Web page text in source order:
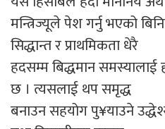
मन्त्रिज्यूले पेश गर्नु भएको
सिद्धान्त र प्राथमिकता धेरै
हदसम्म बिद्धमान समस्यालाई
छ । त्यसलाई थप समृद्ध
बनाउन सहयोग पु¥याउने